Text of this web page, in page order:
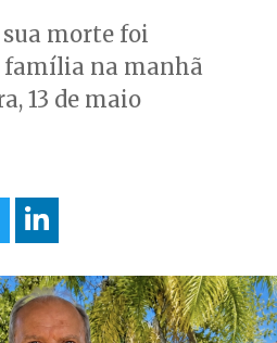
morte foi
na manhã
13 de maio